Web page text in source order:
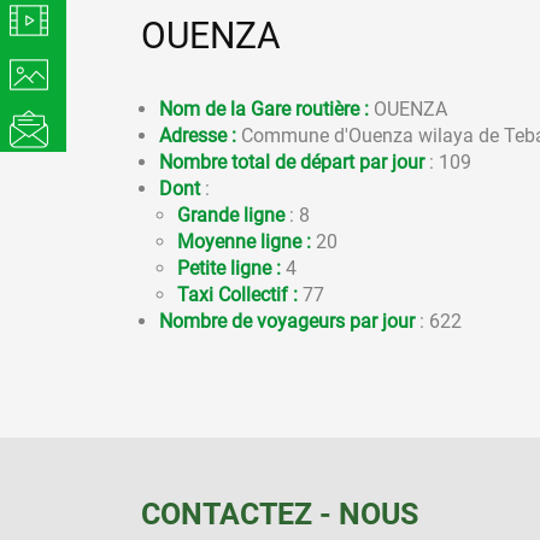
OUENZA
Nom de la Gare routière : OUENZA
Adresse : Commune d'Ouenza wilaya de
Nombre total de départ par jour: 109
Dont :
Grande ligne: 8
Moyenne ligne : 20
Petite ligne : 4
Taxi Collectif : 77
Nombre de voyageurs par jour : 622
CONTACTEZ - NOUS